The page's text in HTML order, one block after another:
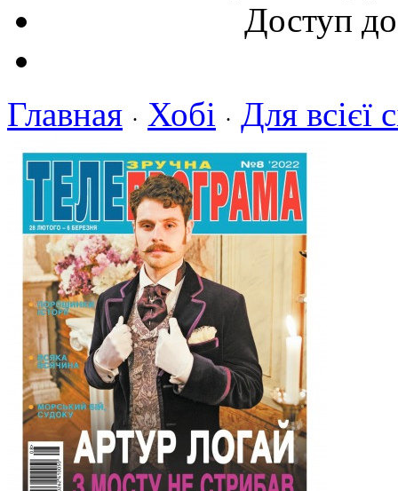
Доступ
Главная · Хобі · Для всієї